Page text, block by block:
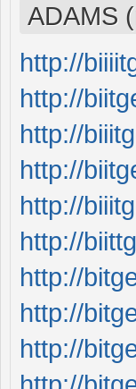
ADAMS
http://
http://
http://
http://
http://
http://
http://
http://
http://